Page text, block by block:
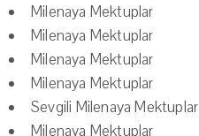
Milenaya Mektuplar
Milenaya Mektuplar
Milenaya Mektuplar
Milenaya Mektuplar
Sevgili Milenaya Mektuplar
Milenaya Mektuplar